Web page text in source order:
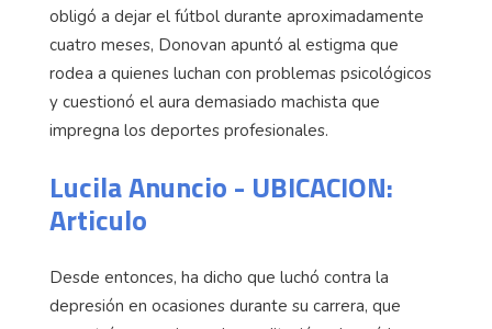
obligó a dejar el fútbol durante aproximadamente
cuatro meses, Donovan apuntó al estigma que
rodea a quienes luchan con problemas psicológicos
y cuestionó el aura demasiado machista que
impregna los deportes profesionales.
Lucila Anuncio - UBICACION:
Articulo
Desde entonces, ha dicho que luchó contra la
depresión en ocasiones durante su carrera, que